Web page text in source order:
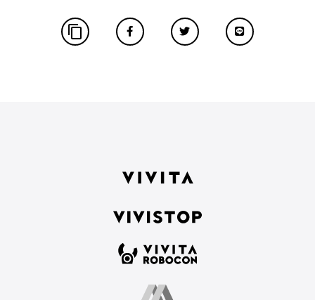
content_copy